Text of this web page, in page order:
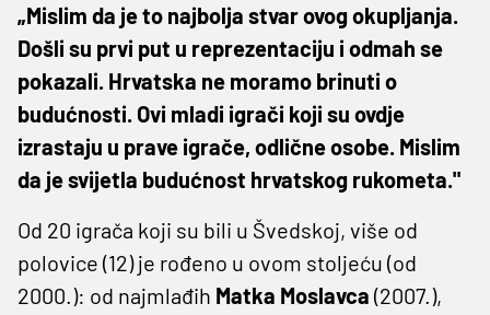
„Mislim da je to najbolja stvar ovog okupljanja.
Došli su prvi put u reprezentaciju i odmah se
pokazali. Hrvatska ne moramo brinuti o
budućnosti. Ovi mladi igrači koji su ovdje
izrastaju u prave igrače, odlične osobe. Mislim
da je svijetla budućnost hrvatskog rukometa."
Od 20 igrača koji su bili u Švedskoj, više od
polovice (12) je rođeno u ovom stoljeću (od
2000.): od najmlađih Matka Moslavca (2007.),